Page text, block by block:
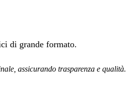
di grande formato.
assicurando trasparenza e qualità.